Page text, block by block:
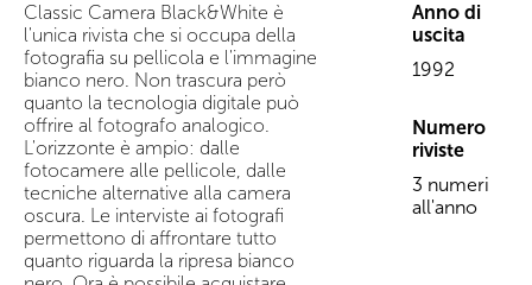
Classic Camera Black&White è
l'unica rivista che si occupa della
fotografia su pellicola e l'immagine
bianco nero. Non trascura però
quanto la tecnologia digitale può
offrire al fotografo analogico.
L'orizzonte è ampio: dalle
fotocamere alle pellicole, dalle
tecniche alternative alla camera
oscura. Le interviste ai fotografi
permettono di affrontare tutto
quanto riguarda la ripresa bianco
Anno di
uscita
1992
Numero
riviste
3 numeri
all'anno